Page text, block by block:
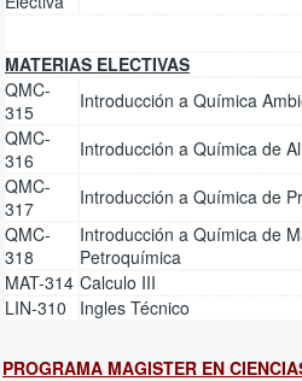
MATERIAS ELECTIVAS
QMC-
315
Introducción a Química
QMC-
316
Introducción a Química de
QMC-
317
Introducción a Química de
QMC-
318
Introducción a Química de
Petroquímica
MAT-314 Calculo III
LIN-310
Ingles Técnico
PROGRAMA MAGISTER EN